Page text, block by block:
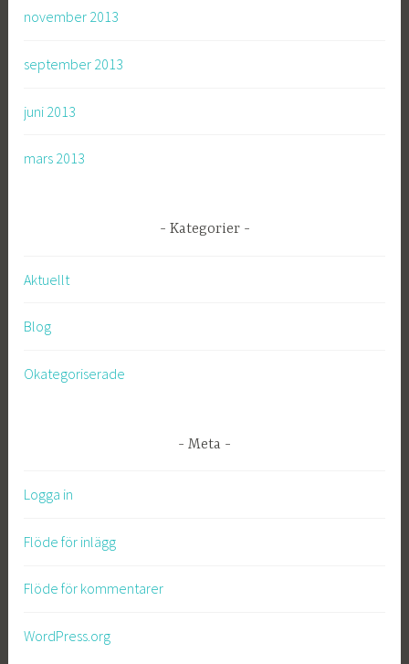
november 2013
september 2013
juni 2013
mars 2013
Kategorier
Aktuellt
Blog
Okategoriserade
Meta
Logga in
Flöde för inlägg
Flöde för kommentarer
WordPress.org